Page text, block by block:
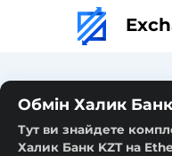
Обмін Халик
Тут ви знайдете
Халик Банк KZT на